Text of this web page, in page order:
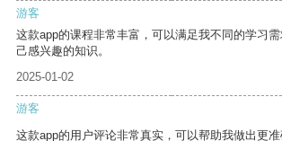
游客
这款app的课程非常丰富，可以满足我不同的学习
己感兴趣的知识。
2025-01-02
游客
这款app的用户评论非常真实，可以帮助我做出更准